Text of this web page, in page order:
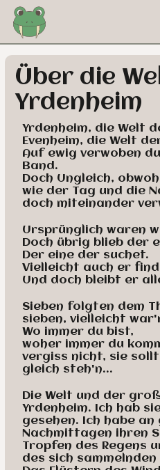
Über die
Yrdenheim
Yrdenheim, die Welt
Evenheim, die Welt
Auf ewig verwoben
Band.
Doch Ungleich,
wie der Tag und die
doch miteinander
Ursprünglich waren
Doch übrig blieb der
Der eine der suchet.
Vielleicht auch er
Und doch bleibt er
Sieben folgten dem
sieben, vielleicht
Wo immer du bist,
woher immer du
vergiss nicht, sie
gleich steh'n...
Die Welt und der
Yrdenheim. Ich hab
gesehen. Ich habe an
Nachmittagen ihren
Tropfen des Regens
des sich